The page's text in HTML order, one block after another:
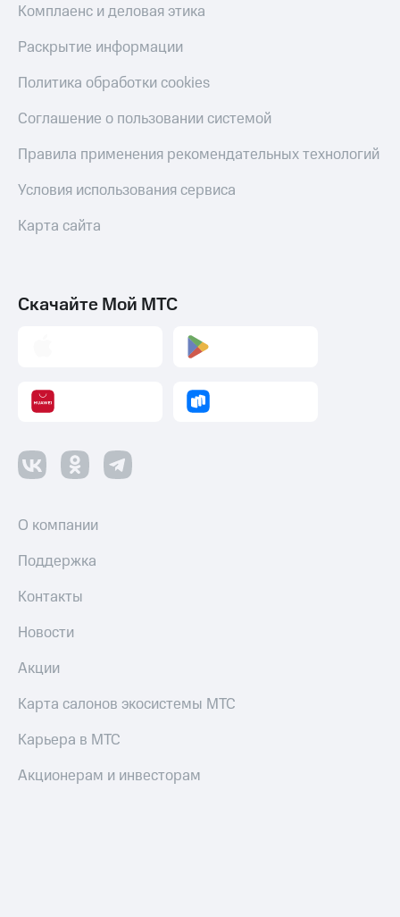
Комплаенс и деловая этика
Раскрытие информации
Политика обработки cookies
Соглашение о пользовании системой
Правила применения рекомендательных технологий
Условия использования сервиса
Карта сайта
Скачайте Мой МТС
О компании
Поддержка
Контакты
Новости
Акции
Карта салонов экосистемы МТС
Карьера в МТС
Акционерам и инвесторам